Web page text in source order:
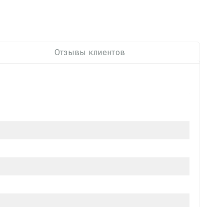
Отзывы клиентов